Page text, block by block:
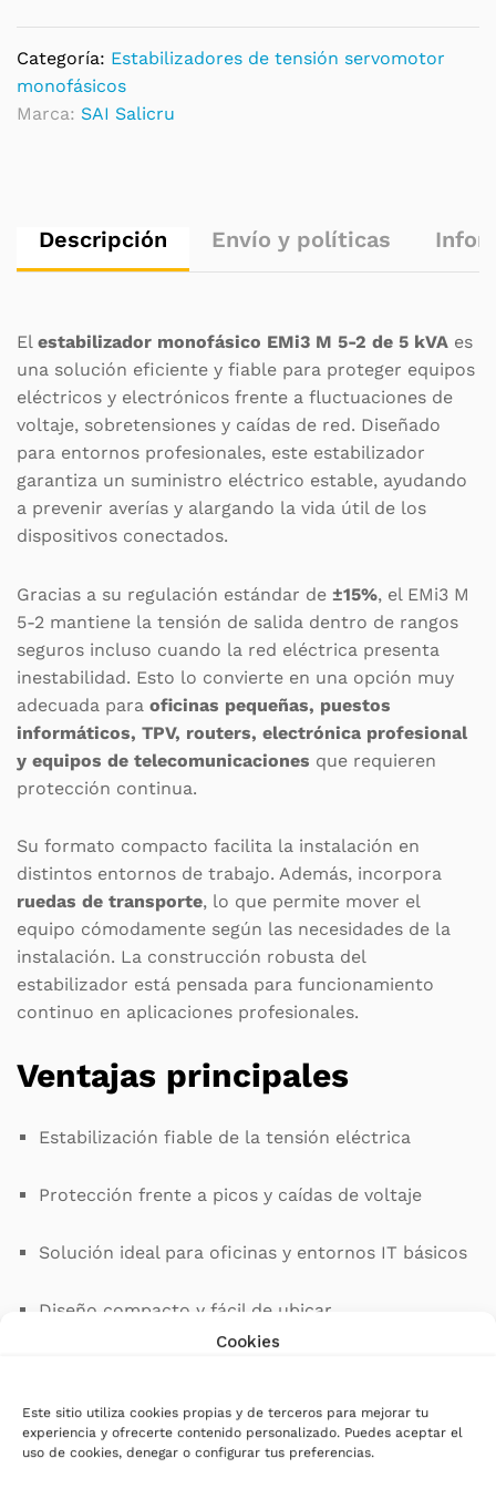
Cookies
Este sitio utiliza cookies propias y de terceros para mejorar tu
experiencia y ofrecerte contenido personalizado. Puedes aceptar el
uso de cookies, denegar o configurar tus preferencias.
Categoría: Estabilizadores de tensión servomotor
monofásicos
Marca: SAI Salicru
Descripción Envío y políticas
El estabilizador monofásico EMi3 M 5-2 de 5 kVA es
una solución eficiente y fiable para proteger equipos
eléctricos y electrónicos frente a fluctuaciones de
voltaje, sobretensiones y caídas de red. Diseñado
para entornos profesionales, este estabilizador
garantiza un suministro eléctrico estable, ayudando
a prevenir averías y alargando la vida útil de los
dispositivos conectados.
Gracias a su regulación estándar de ±15%, el EMi3 M
5-2 mantiene la tensión de salida dentro de rangos
seguros incluso cuando la red eléctrica presenta
inestabilidad. Esto lo convierte en una opción muy
adecuada para oficinas pequeñas, puestos
informáticos, TPV, routers, electrónica profesional
y equipos de telecomunicaciones que requieren
protección continua.
Su formato compacto facilita la instalación en
distintos entornos de trabajo. Además, incorpora
ruedas de transporte, lo que permite mover el
equipo cómodamente según las necesidades de la
instalación. La construcción robusta del
estabilizador está pensada para funcionamiento
continuo en aplicaciones profesionales.
Ventajas principales
Estabilización fiable de la tensión eléctrica
Protección frente a picos y caídas de voltaje
Solución ideal para oficinas y entornos IT básicos
Diseño compacto y fácil de ubicar
¿Para quién es este
estabilizador?